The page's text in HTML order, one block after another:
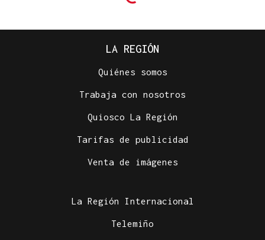
LA REGIÓN
Quiénes somos
Trabaja con nosotros
Quiosco La Región
Tarifas de publicidad
Venta de imágenes
La Región Internacional
Telemiño